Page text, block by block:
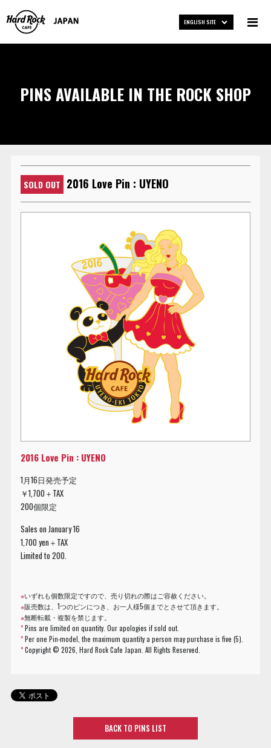
ENGLISH SITE
PINS AVAILABLE IN THE ROCK SHOP
SOLD OUT 2016 Love Pin : UYENO
2016 Love Pin : UYENO
1月16日発売予定
￥1,700＋TAX
200個限定
Sales on January 16
1,700 yen＋TAX
Limited to 200.
※いずれも個数限定ですので、売り切れの際はご容赦ください。
※販売数は、1つのピンにつき、お一人様5個までとさせて頂きます。
※無断転載・複製を禁じます。
*Pins are limited on quantity. Our apologies if sold out.
*Per one Pin-model, the maximum quantity a person may purchase is five (5).
*Copyright ©2026, Hard Rock Cafe Japan. All Rights Reserved.
BACK TO PINS LIST